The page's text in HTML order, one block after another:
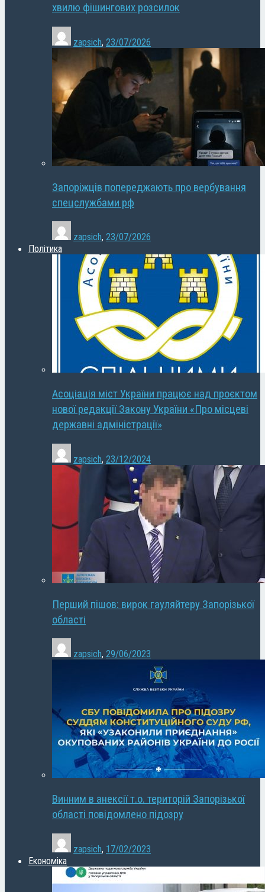
хвилю фішингових розсилок
zapsich, 23/07/2026
Запоріжців попереджають про вербування
спецслужбами рф
zapsich, 23/07/2026
Політика
Асоціація міст України працює над проєктом
нової редакції Закону України «Про місцеві
державні адміністрації»
zapsich, 23/12/2024
Перший пішов: вирок гауляйтеру Запорізької
області
zapsich, 29/06/2023
Винним в анексії т.о. територій Запорізької
області повідомлено підозру
zapsich, 17/02/2023
Економіка